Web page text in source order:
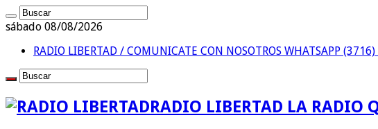
sábado 08/08/2026
RADIO LIBERTAD / COMUNICATE CON NOSOTROS WHATSAPP
RADIO LIBERTAD LA RADIO